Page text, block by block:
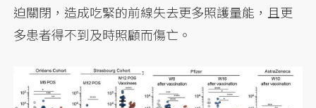
迫關閉，造成吃緊的前線失去更多照護量能，且更
多患者得不到及時照顧而傷亡。